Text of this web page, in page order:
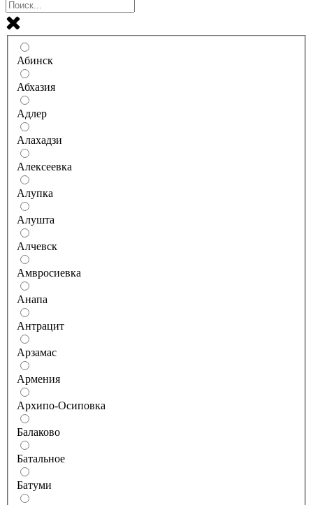
Абинск
Абхазия
Адлер
Алахадзи
Алексеевка
Алупка
Алушта
Алчевск
Амвросиевка
Анапа
Антрацит
Арзамас
Армения
Архипо-Осиповка
Балаково
Батальное
Батуми